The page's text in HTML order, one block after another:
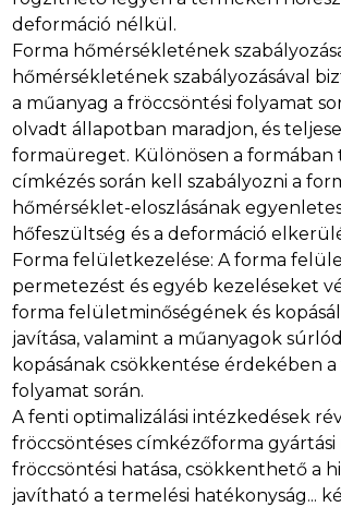
deformáció nélkül.
Forma hőmérsékletének
hőmérsékletének szabályozásával
a műanyag a fröccsöntési folyamat
olvadt állapotban maradjon, és
formaüreget. Különösen a
címkézés során kell szabályozni a
hőmérséklet-eloszlásának
hőfeszültség és a deformáció
Forma felületkezelése: A forma
permetezést és egyéb kezeléseket
forma felületminőségének és
javítása, valamint a műanyagok
kopásának csökkentése érdekében
folyamat során.
A fenti optimalizálási intézkedések
fröccsöntéses címkézőforma gyártási
fröccsöntési hatása, csökkenthető a
javítható a termelési hatékonyság...